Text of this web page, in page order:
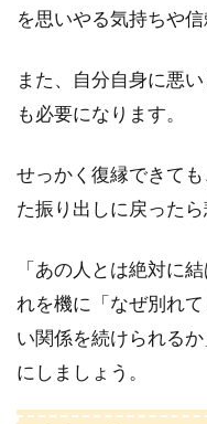
を思いやる気持ちや信
また、自分自身に悪
も必要になります。
せっかく復縁できて
た振り出しに戻ったら
「あの人とは絶対に
れを機に「なぜ別れ
い関係を続けられる
にしましょう。